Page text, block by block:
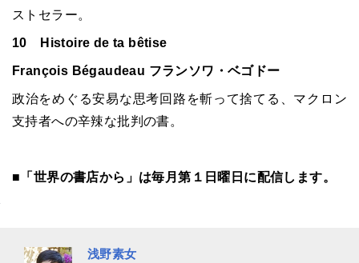
ストセラー。
10 Histoire de ta bêtise
François Bégaudeau フランソワ・ベゴドー
政治をめぐる安易な思考回路を斬って捨てる、マクロン
支持者への辛辣な批判の書。
■「世界の書店から」は毎月第１日曜日に配信します。
浅野素女